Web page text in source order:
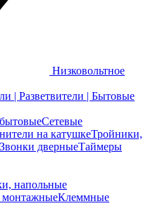
Низковольтное
| Разветвители | Бытовые
Сетевые
на катушкеТройники,
Звонки дверныеТаймеры
напольные
монтажныеКлеммные